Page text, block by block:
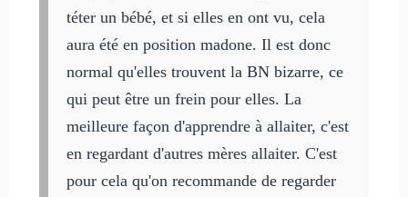
téter un bébé, et si elles en ont vu, cela
aura été en position madone. Il est donc
normal qu'elles trouvent la BN bizarre, ce
qui peut être un frein pour elles. La
meilleure façon d'apprendre à allaiter, c'est
en regardant d'autres mères allaiter. C'est
pour cela qu'on recommande de regarder